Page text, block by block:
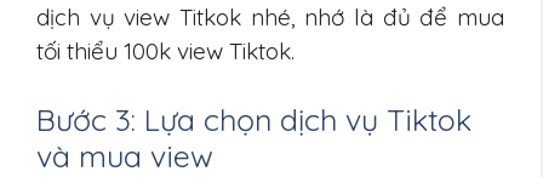
dịch vụ view Titkok nhé, nhớ là đủ để mua
tối thiểu 100k view Tiktok.
Bước 3: Lựa chọn dịch vụ Tiktok
và mua view